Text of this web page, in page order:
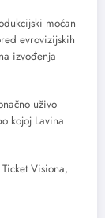
moćan
evrovizijskih
izvođenja
uživo
kojoj Lavina
Visiona,